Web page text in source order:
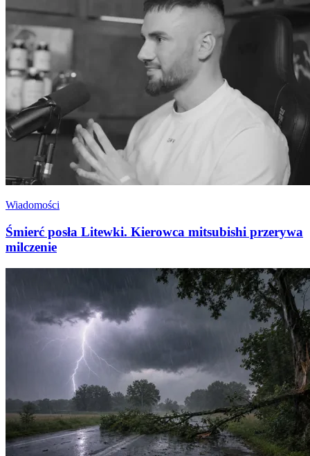
Wiadomości
Śmierć posła Litewki. Kierowca mitsubishi przerywa
milczenie